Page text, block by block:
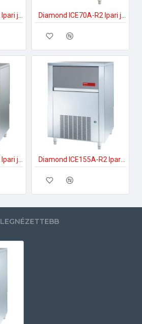
Diamond ICE155A-R2 Ipari jégkockakészítő
LEGNÉZETTEBB